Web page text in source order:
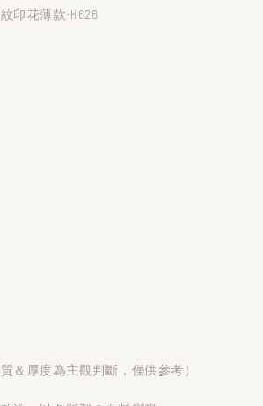
印花薄款-H626
＆厚度為主觀判斷，僅供參考）